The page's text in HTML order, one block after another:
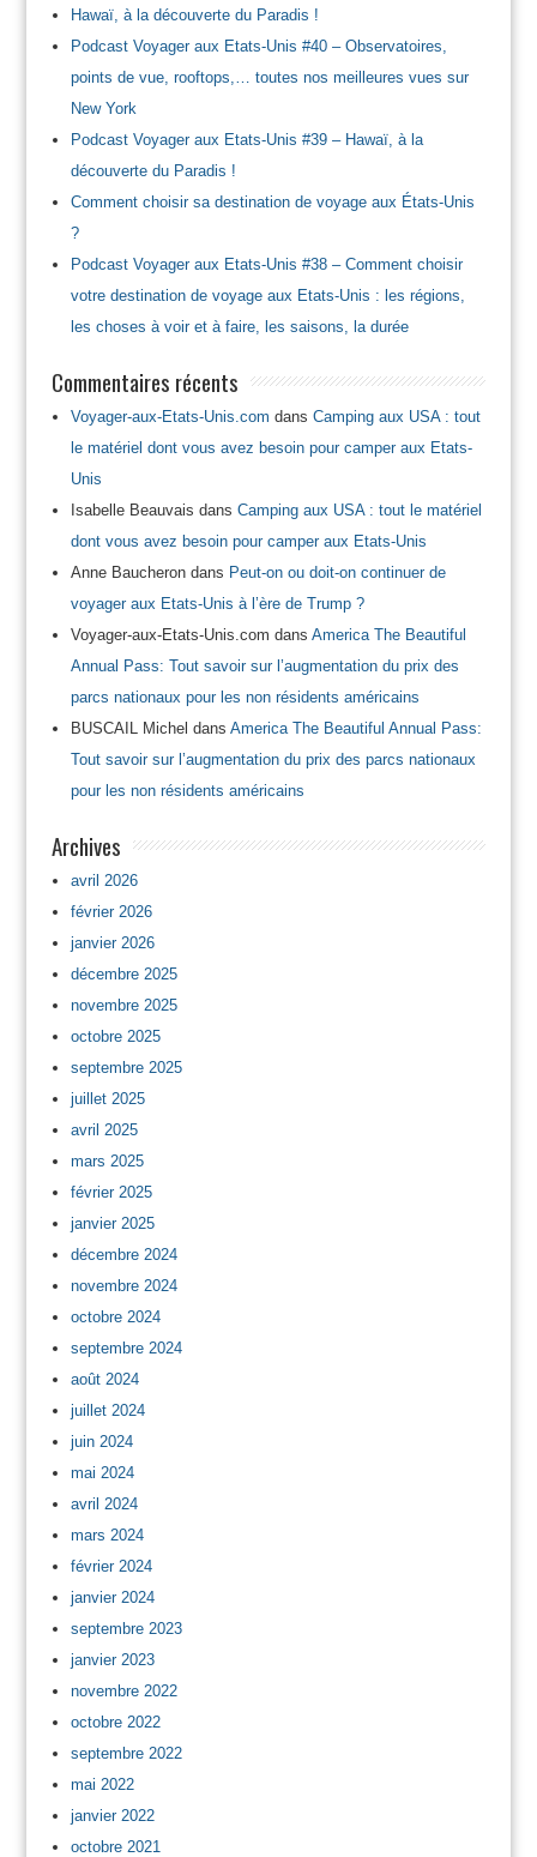
Hawaï, à la découverte du Paradis !
Podcast Voyager aux Etats-Unis #40 – Observatoires,
points de vue, rooftops,… toutes nos meilleures vues sur
New York
Podcast Voyager aux Etats-Unis #39 – Hawaï, à la
découverte du Paradis !
Comment choisir sa destination de voyage aux États-Unis
?
Podcast Voyager aux Etats-Unis #38 – Comment choisir
votre destination de voyage aux Etats-Unis : les régions,
les choses à voir et à faire, les saisons, la durée
Commentaires récents
Voyager-aux-Etats-Unis.com dans Camping aux USA : tout
le matériel dont vous avez besoin pour camper aux Etats-
Unis
Isabelle Beauvais dans Camping aux USA : tout le matériel
dont vous avez besoin pour camper aux Etats-Unis
Anne Baucherondans Peut-on ou doit-on continuer de
voyager aux Etats-Unis à l’ère de Trump ?
Voyager-aux-Etats-Unis.com dans America The Beautiful
Annual Pass: Tout savoir sur l’augmentation du prix des
parcs nationaux pour les non résidents américains
BUSCAIL Michel dans America The Beautiful Annual Pass:
Tout savoir sur l’augmentation du prix des parcs nationaux
pour les non résidents américains
Archives
avril 2026
février 2026
janvier 2026
décembre 2025
novembre 2025
octobre 2025
septembre 2025
juillet 2025
avril 2025
mars 2025
février 2025
janvier 2025
décembre 2024
novembre 2024
octobre 2024
septembre 2024
août 2024
juillet 2024
juin 2024
mai 2024
avril 2024
mars 2024
février 2024
janvier 2024
septembre 2023
janvier 2023
novembre 2022
octobre 2022
septembre 2022
mai 2022
janvier 2022
octobre 2021